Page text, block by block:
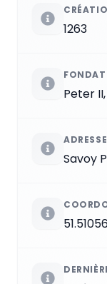
1263
Peter
ADRESSE
Savoy